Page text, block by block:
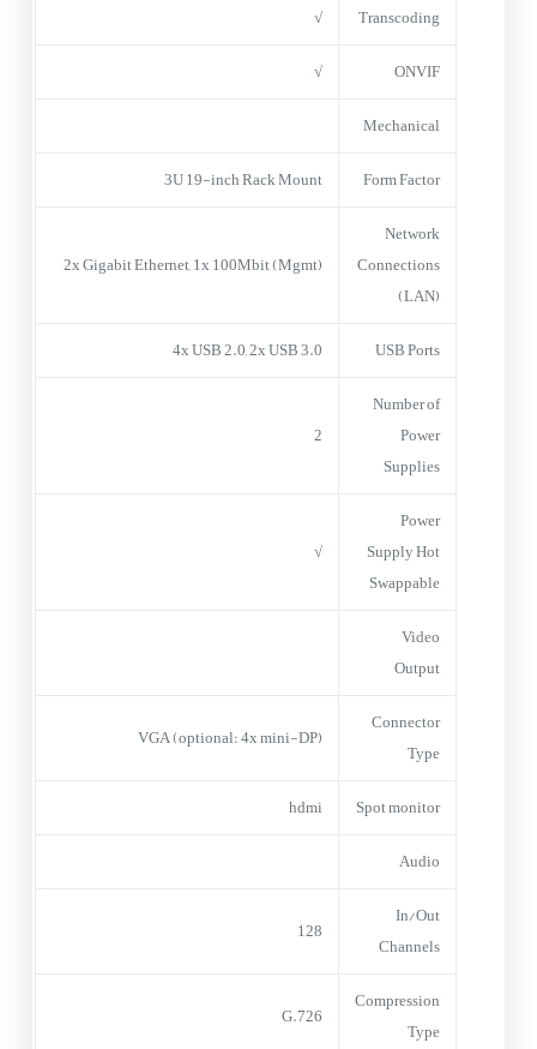
Transcoding
√
ONVIF
√
Mechanical
Form Factor
3U 19-inch Rack Mount
Network
Connections
(LAN)
2x Gigabit Ethernet, 1x 100Mbit (Mgmt)
USB Ports
4x USB 2.0, 2x USB 3.0
Number of
Power
Supplies
2
Power
Supply Hot
Swappable
√
Video
Output
Connector
Type
VGA (optional: 4x mini-DP)
Spot monitor
hdmi
Audio
In/Out
Channels
128
Compression
Type
G.726